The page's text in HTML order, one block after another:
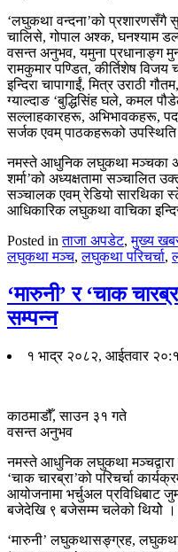
‘लघुकथा वन्दना’को प्रशारणसँगै
चालिसे, गोपाल अश्क, घनश्याम
वसन्त अनुभव, यमुना प्रधानाङ्ग
रामकुमार पण्डित, कीर्तिशेष
इन्दिरा चापागाईं, मित्र उराठी
ग्याल्दाङ ‘बुद्धिसिंह घले, कमल
सल्लाहकारहरू, अभिभावकहरू,
सर्जक एवम् पाठकहरूको उपस्थिति
नमस्ते आधुनिक लघुकथा मञ्चका
शर्मा’को अध्यक्षतामा सञ्चालित
सञ्चालक एवम् रेडियो सारथिका
आधिकारिक लघुकथा वाचिका
Posted inताजा अपडेट,मुख्य
लघुकथा मञ्च,लघुकथा परिचर्चा,
‘मारुनी’ र ‘चाक
सम्पन्न
१ भाद्र २०८२, आईतवार
काठमाडौँ, साउन ३१ गते
वसन्त अनुभव
नमस्ते आधुनिक लघुकथा
‘चाक चारब्रा’को परिचर्चा
आयोजनामा भर्चुअल प्रविधिबाट
बजेदेखि ९ बजेसम्म चलेको थियोे ।
‘मारुनी’ लघुकथासङ्ग्रह,